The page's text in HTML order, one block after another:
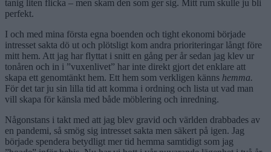
tanig liten flicka – men skam den som ger sig. Mitt rum skulle ju bli
perfekt.
I och med mina första egna boenden och tight ekonomi började
intresset sakta dö ut och plötsligt kom andra prioriteringar långt före
mitt hem. Att jag har flyttat i snitt en gång per år sedan jag klev ur
tonåren och in i ”vuxenlivet” har inte direkt gjort det enklare att
skapa ett genomtänkt hem. Ett hem som verkligen känns hemma.
För det tar ju sin lilla tid att komma i ordning och lista ut vad man
vill skapa för känsla med både möblering och inredning.
Någonstans i takt med att jag blev gravid och världen drabbades av
en pandemi, så smög sig intresset sakta men säkert på igen. Jag
började spendera betydligt mer tid hemma samtidigt som jag